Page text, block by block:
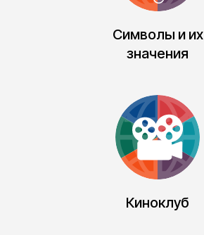
Символы и их
значения
Киноклуб
Оплатить
обучение